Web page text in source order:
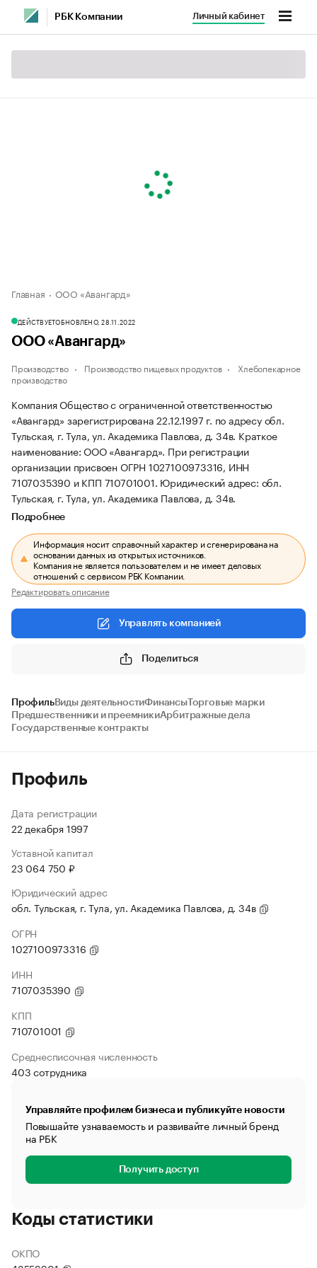
РБК Компании Личный кабинет
Главная ООО «Авангард»
ДЕЙСТВУЕТОБНОВЛЕНО, 28.11.2022
ООО «Авангард»
Производство Производство пищевых продуктов
Хлебопекарное
производство
Компания Общество с ограниченной ответственностью
«Авангард» зарегистрирована 22.12.1997 г. по адресу обл.
Тульская, г. Тула, ул. Академика Павлова, д. 34в. Краткое
наименование: ООО «Авангард». При регистрации
организации присвоен ОГРН 1027100973316, ИНН
7107035390 и КПП 710701001. Юридический адрес: обл.
Тульская, г. Тула, ул. Академика Павлова, д. 34в.
Подробнее
Информация носит справочный характер и сгенерирована на
основании данных из открытых источников.
Компания не является пользователем и не имеет деловых
отношений с сервисом РБК Компании.
Редактировать описание
Управлять компанией
Поделиться
ПрофильВиды деятельностиФинансыТорговые марки
Предшественники и преемникиАрбитражные дела
Государственные контракты
Профиль
Дата регистрации
22 декабря 1997
Уставной капитал
23 064 750 ₽
Юридический адрес
обл. Тульская, г. Тула, ул. Академика Павлова, д. 34в
ОГРН
1027100973316
ИНН
7107035390
КПП
710701001
Среднесписочная численность
403 сотрудника
Управляйте профилем бизнеса и публикуйте новости
Повышайте узнаваемость и развивайте личный бренд
на РБК
Получить доступ
Коды статистики
ОКПО